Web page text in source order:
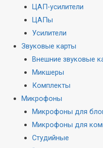
ЦАП-усилители
ЦАПы
Усилители
Звуковые карты
Внешние звуковые
Микшеры
Комплекты
Микрофоны
Микрофоны для
Микрофоны для
Студийные